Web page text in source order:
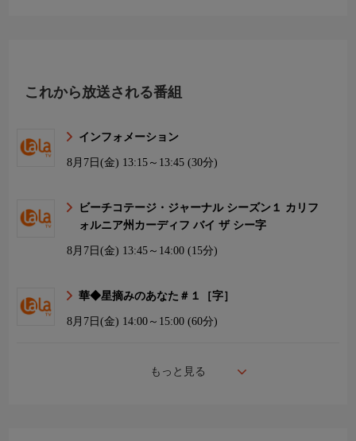
これから放送される番組
インフォメーション
8月7日(金) 13:15～13:45 (30分)
ビーチコテージ・ジャーナル シーズン１ カリフ
ォルニア州カーディフ バイ ザ シー字
8月7日(金) 13:45～14:00 (15分)
華◆星摘みのあなた＃１［字］
8月7日(金) 14:00～15:00 (60分)
もっと見る